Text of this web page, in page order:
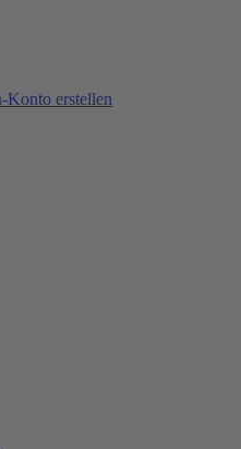
Konto erstellen